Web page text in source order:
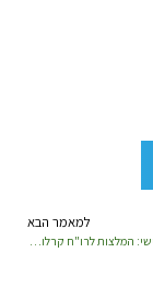
למאמר הבא
חשיבות תכנון מס אישי: המלצות לרו"ח קרלוס ששון ליחידים ובעלי עסקים